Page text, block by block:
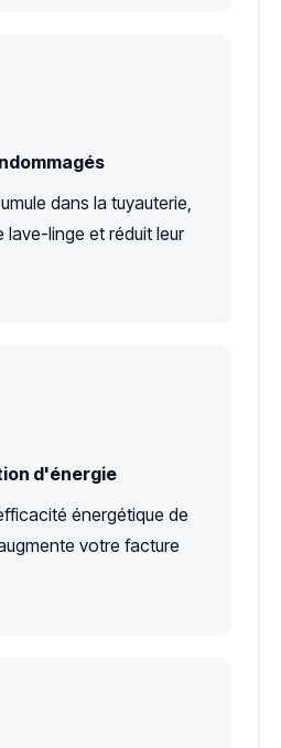
dans la tuyauterie,
lave-linge et réduit leur
d'énergie
énergétique de
votre facture